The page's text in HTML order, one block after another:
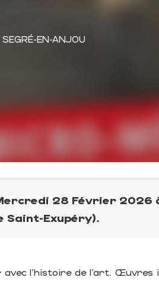
SEGRÉ-EN-ANJOU
28 Février 2026
Saint-Exupéry).
l’histoire de l’art. Œuvres